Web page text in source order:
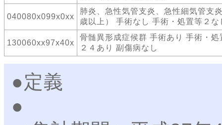
040080x099x0xx
肺炎、急性気管支炎、急性細気管支
歳以上） 手術なし 手術・処置等２な
130060xx97x40x
骨髄異形成症候群 手術あり 手術・処
２４あり 副傷病なし
●定義